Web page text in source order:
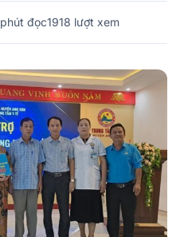
phút đọc1918 lượt xem